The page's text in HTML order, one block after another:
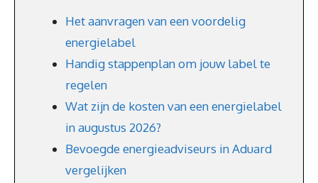
Het aanvragen van een voordelig
energielabel
Handig stappenplan om jouw label te
regelen
Wat zijn de kosten van een energielabel
in augustus 2026?
Bevoegde energieadviseurs in Aduard
vergelijken